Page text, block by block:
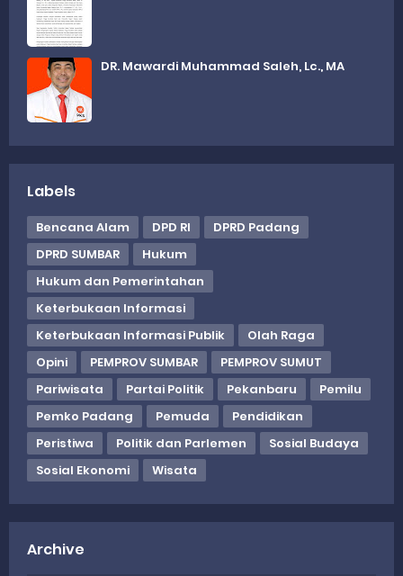
DR. Mawardi Muhammad Saleh, Lc., MA
Labels
Bencana Alam DPD RI
DPRD Padang
DPRD SUMBAR
Hukum
Hukum dan Pemerintahan
Keterbukaan Informasi
Keterbukaan Informasi Publik
Olah Raga
Opini
PEMPROV SUMBAR
PEMPROV SUMUT
Pariwisata
Partai Politik Pekanbaru
Pemilu
Pemko Padang
Pemuda
Pendidikan
Peristiwa
Politik dan Parlemen
Sosial Budaya
Sosial Ekonomi
Wisata
Archive